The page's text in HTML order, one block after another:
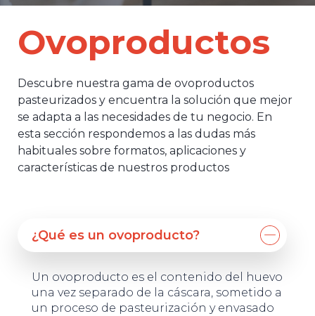
Ovoproductos
Descubre nuestra gama de ovoproductos
pasteurizados y encuentra la solución que mejor
se adapta a las necesidades de tu negocio. En
esta sección respondemos a las dudas más
habituales sobre formatos, aplicaciones y
características de nuestros productos
¿Qué es un ovoproducto?
Un ovoproducto es el contenido del huevo
una vez separado de la cáscara, sometido a
un proceso de pasteurización y envasado